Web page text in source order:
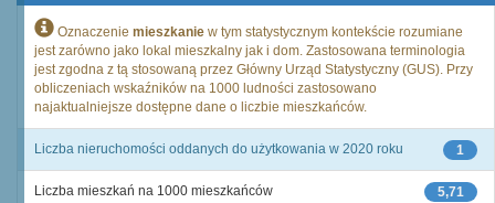
Oznaczenie mieszkanie w tym statystycznym kontekście rozumiane
jest zarówno jako lokal mieszkalny jak i dom. Zastosowana terminologia
jest zgodna z tą stosowaną przez Główny Urząd Statystyczny (GUS). Przy
obliczeniach wskaźników na 1000 ludności zastosowano
najaktualniejsze dostępne dane o liczbie mieszkańców.
1
Liczba nieruchomości oddanych do użytkowania w 2020 roku
5,71
Liczba mieszkań na 1000 mieszkańców